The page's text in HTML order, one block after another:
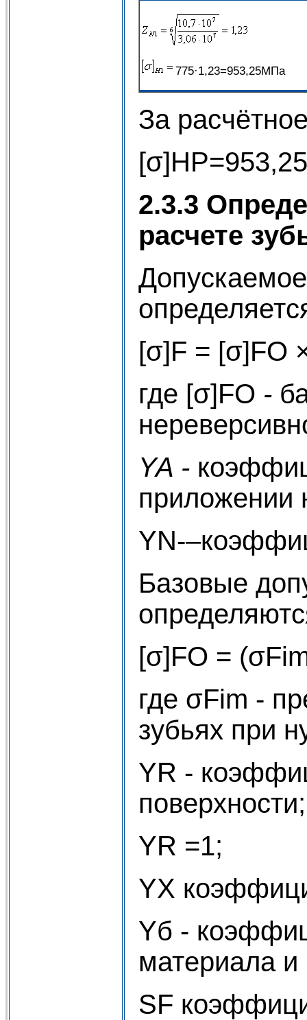
775·1,23=953,25МПа
За
2.3.3
расчете
[σ]F = [σ]FО
где [σ]FО -
YA -
приложении
YN-
Базовые
[σ]FО =
где σFim -
зубьях при
YR -
YR =1;
YX
Yб -
материала
SF